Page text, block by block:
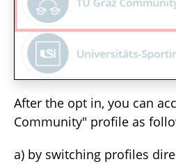
After the opt in, you can
Community" profile as
a) by switching profiles